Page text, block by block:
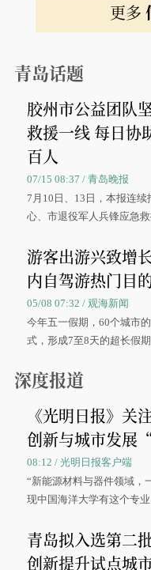
更多
青岛话题
胶州市公益团队
救援一线 每日协
百人
07/15 08:37 / 青岛晚报
7月10日、13日，本报连
心、市退役军人兵锋应急
游客出游兴致增
内自驾游热门目
05/08 07:32 / 观海新闻
今年五一假期，60个城市
式，形成7至8天的超长假
深度报道
《光明日报》关
创新与城市发展
08:12 / 光明日报客户端
“新能源材料与器件领域，
现中国海洋大学有这个专
大学材料科学与工程学院
青岛拟入选第二
创新提升试点城